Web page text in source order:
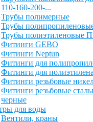
110-160-200-...
Трубы полимерные
Трубы
Трубы полиэтиленовые
Фитинги GEBO
Фитинги Neptun
Фитинги для
Фитинги для
Фитинги резьбовые
Фитинги резьбовые
черные
для воды
Вентили, краны